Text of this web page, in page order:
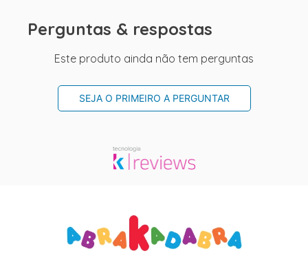
Perguntas & respostas
Este produto ainda não tem perguntas
SEJA O PRIMEIRO A PERGUNTAR